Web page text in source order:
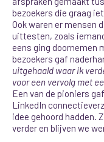
bezoekers die graag
Ook waren er mensen
uittesten, zoals
eens ging doornemen
bezoekers gaf
uitgehaald waar ik
voor een vervolg met
Een van de pioniers
LinkedIn
idee gehoord hadden.
verder en blijven we